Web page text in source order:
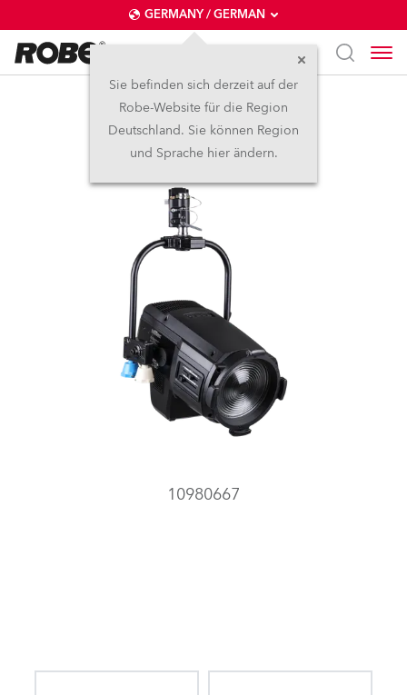
GERMANY / GERMAN
Sie befinden sich derzeit auf der
Robe-Website für die Region
Deutschland. Sie können Region
und Sprache hier ändern.
Pole operated yoke
10980667